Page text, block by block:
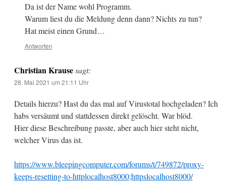
Da ist der Name wohl Programm.
Warum liest du die Meldung denn dann? Nichts zu tun?
Hat meist einen Grund…
Antworten
Christian Krause sagt:
28. Mai 2021 um 21:11 Uhr
Details hierzu? Hast du das mal auf Virustotal hochgeladen? Ich
habs versäumt und stattdessen direkt gelöscht. War blöd.
Hier diese Beschreibung passte, aber auch hier steht nicht,
welcher Virus das ist.
https://www.bleepingcomputer.com/forums/t/749872/proxy-
keeps-resetting-to-httplocalhost8000;httpslocalhost8000/